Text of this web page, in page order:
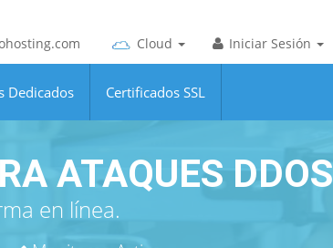
Iniciar Sesión
Cloud
Dedicados Certificados SSL
ATAQUES DDOS
en línea.